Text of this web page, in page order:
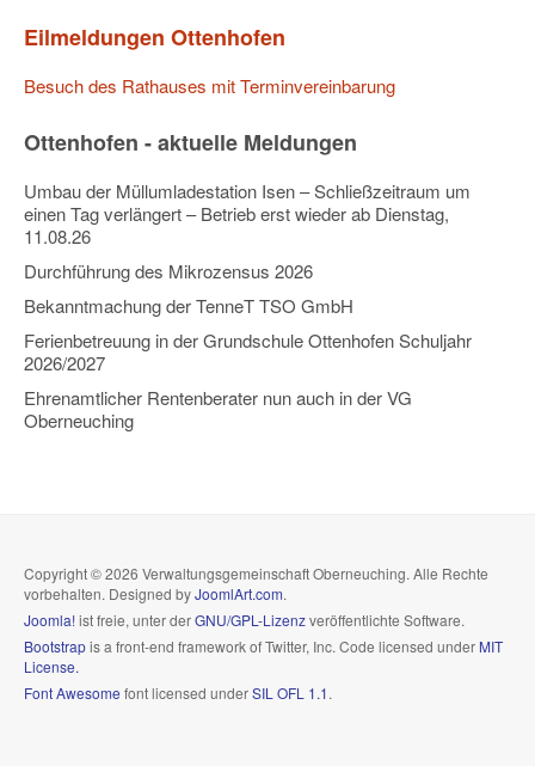
Eilmeldungen Ottenhofen
Besuch des Rathauses mit Terminvereinbarung
Ottenhofen - aktuelle Meldungen
Umbau der Müllumladestation Isen – Schließzeitraum um
einen Tag verlängert – Betrieb erst wieder ab Dienstag,
11.08.26
Durchführung des Mikrozensus 2026
Bekanntmachung der TenneT TSO GmbH
Ferienbetreuung in der Grundschule Ottenhofen Schuljahr
2026/2027
Ehrenamtlicher Rentenberater nun auch in der VG
Oberneuching
Copyright © 2026 Verwaltungsgemeinschaft Oberneuching. Alle Rechte
vorbehalten. Designed byJoomlArt.com.
Joomla!ist freie, unter derGNU/GPL-Lizenzveröffentlichte Software.
Bootstrapis a front-end framework of Twitter, Inc. Code licensed under MIT
License.
Font Awesome font licensed underSIL OFL 1.1.